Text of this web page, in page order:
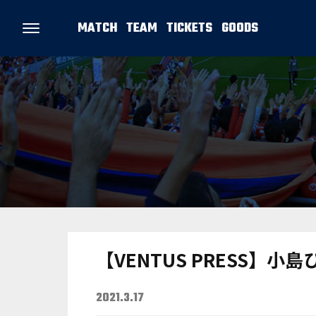
MATCH TEAM TICKETS GOODS
【VENTUS PRESS】小島
2021.3.17